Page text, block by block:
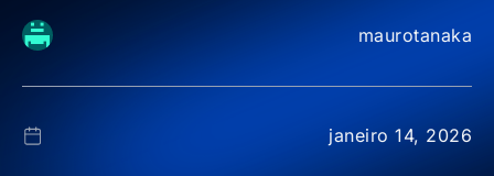
maurotanaka
janeiro 14, 2026